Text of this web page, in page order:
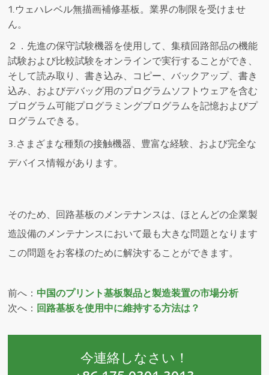
1.ウェハレベル無描画補修基板。業界の制限を受けませ
ん。
２．先進の保守試験機器を使用して、集積回路部品の機能
試験および比較試験をオンラインで実行することができ、
そして読み取り、書き込み、コピー、バックアップ、書き
込み、およびデバッグ用のプログラムソフトウェアを含む
プログラム可能プログラミングプログラムを記憶およびプ
ログラムできる。
3.さまざまな種類の接触機器、豊富な経験、および完全な
デバイス情報があります。
そのため、回路基板のメンテナンスは、ほとんどの企業製
造設備のメンテナンスにおいて最も大きな問題となります
この問題をお客様のために解決することができます。
前へ： 中国のプリント基板製品と製造装置の市場分析
次へ： 回路基板を使用中に維持する方法は？
今連絡しなさい！